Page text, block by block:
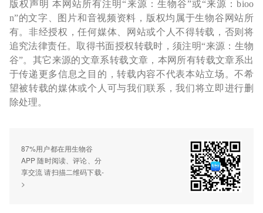
版权声明 本网站所有注明“来源：生物谷”或“来源：bioo
n”的文字、图片和音视频资料，版权均属于生物谷网站所
有。非经授权，任何媒体、网站或个人不得转载，否则将
追究法律责任。取得书面授权转载时，须注明“来源：生物
谷”。其它来源的文章系转载文章，本网所有转载文章系出
于传递更多信息之目的，转载内容不代表本站立场。不希
望被转载的媒体或个人可与我们联系，我们将立即进行删
除处理。
87%用户都在用生物谷
APP 随时阅读、评论、分
享交流 请扫描二维码下载-
>